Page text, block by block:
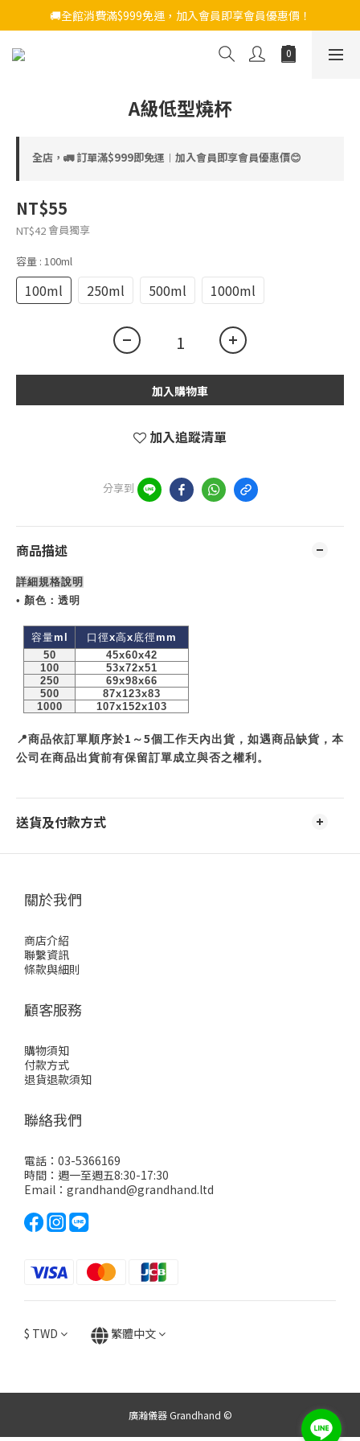
🚚全館消費滿$999免運，加入會員即享會員優惠價！
A級低型燒杯
全店，🚛 訂單滿$999即免運︱加入會員即享會員優惠價😊
NT$55
NT$42會員獨享
容量 : 100ml
100ml 250ml 500ml 1000ml
加入購物車
加入追蹤清單
分享到
商品描述
詳細規格說明
• 顏色：透明
容量ml 口徑x高x底徑mm
50
45x60x42
100
53x72x51
250
69x98x66
500
87x123x83
1000
107x152x103
📍商品依訂單順序於1 ～5個工作天內出貨，如遇商品缺貨，本
公司在商品出貨前有保留訂單成立與否之權利。
送貨及付款方式
關於我們
商店介紹
聯繫資訊
條款與細則
顧客服務
購物須知
付款方式
退貨退款須知
聯絡我們
電話：03-5366169
時間：週一至週五8:30-17:30
Email：grandhand@grandhand.ltd
$ TWD 繁體中文
廣瀚儀器 Grandhand ©